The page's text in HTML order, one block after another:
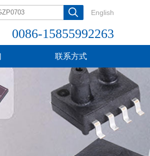
English
0086-15855992263
联系方式